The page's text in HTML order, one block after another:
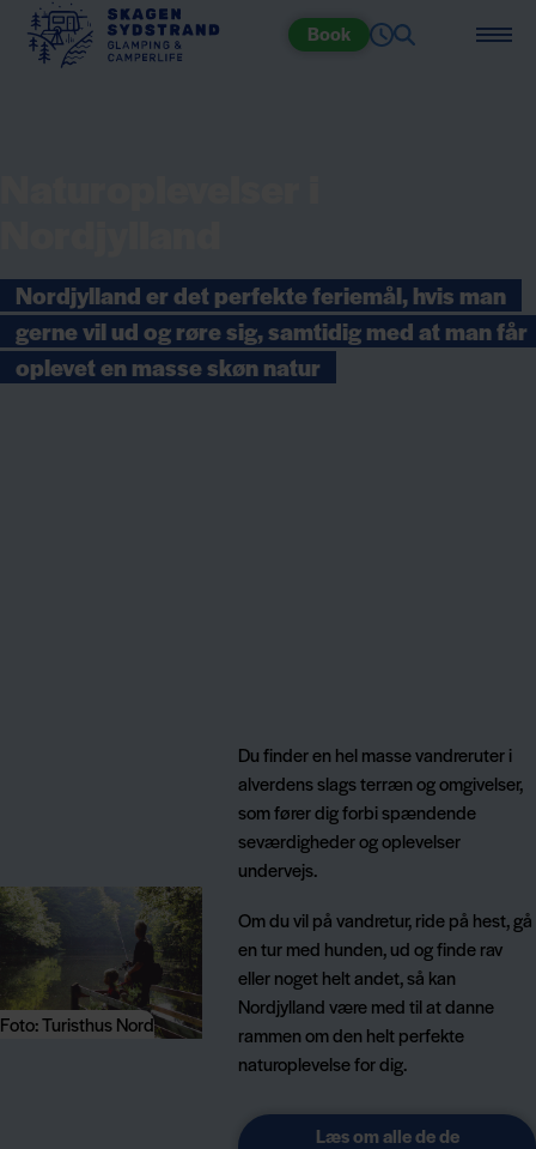
Book
Nordjylland er det perfekte feriemål, hvis man
gerne vil ud og røre sig, samtidig med at man får
oplevet en masse skøn natur
Foto: Turisthus Nord
Du finder en hel masse vandreruter i
alverdens slags terræn og omgivelser,
som fører dig forbi spændende
seværdigheder og oplevelser
undervejs.
Om du vil på vandretur, ride på hest, gå
en tur med hunden, ud og finde rav
eller noget helt andet, så kan
Nordjylland være med til at danne
rammen om den helt perfekte
naturoplevelse for dig.
Læs om alle de de